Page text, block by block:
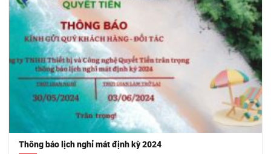
Thông báo lịch nghỉ mát định kỳ 2024